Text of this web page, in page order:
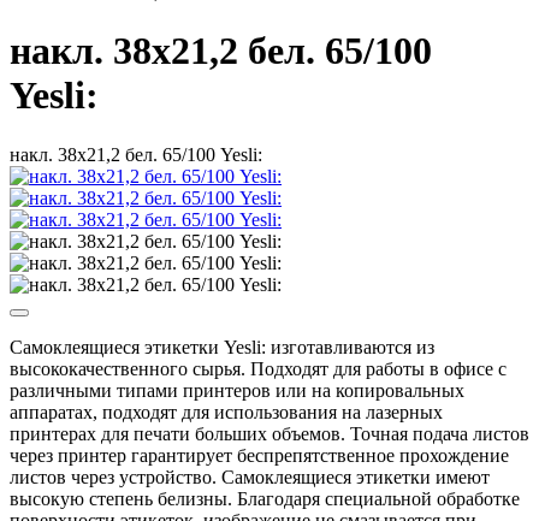
накл. 38х21,2 бел. 65/100
Yesli:
накл. 38х21,2 бел. 65/100 Yesli:
Самоклеящиеся этикетки Yesli: изготавливаются из
высококачественного сырья. Подходят для работы в офисе с
различными типами принтеров или на копировальных
аппаратах, подходят для использования на лазерных
принтерах для печати больших объемов. Точная подача листов
через принтер гарантирует беспрепятственное прохождение
листов через устройство. Самоклеящиеся этикетки имеют
высокую степень белизны. Благодаря специальной обработке